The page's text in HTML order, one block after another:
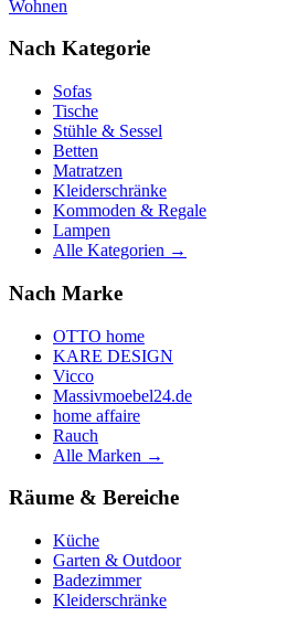
Wohnen
Nach Kategorie
Sofas
Tische
Stühle & Sessel
Betten
Matratzen
Kleiderschränke
Kommoden & Regale
Lampen
Alle Kategorien →
Nach Marke
OTTO home
KARE DESIGN
Vicco
Massivmoebel24.de
home affaire
Rauch
Alle Marken →
Räume & Bereiche
Küche
Garten & Outdoor
Badezimmer
Kleiderschränke